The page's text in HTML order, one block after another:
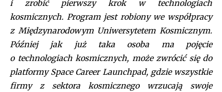
input_border_color=”var(–tt-primary-color)”
input_border_color_f=”var(–tt-primary-color)”
input_bg=”#ffffff” input_bg_f=”#ffffff” f_pp_font_size=”13″
f_pp_font_line_height=”1.2″
btn_padd=”eyJhbGwiOiIyMiIsInBvcnRyYWl0IjoiMTQifQ==”]
[td_block_social_counter style=”style7 td-social-boxed”
manual_count_instagram=”32111″ instagram=”#” twitch=”#”
manual_count_twitch=”11243″ tiktok=”#”
i zrobić pierwszy krok w technologiach
kosmicznych. Program jest robiony we współpracy
z Międzynarodowym Uniwersytetem Kosmicznym.
Później jak już taka osoba ma pojęcie
o technologiach kosmicznych, może zwrócić się do
platformy Space Career Launchpad, gdzie wszystkie
firmy z sektora kosmicznego wrzucają swoje